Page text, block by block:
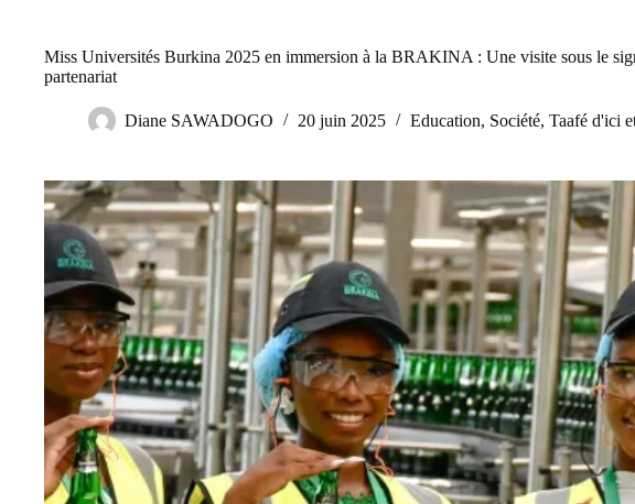
Miss Universités Burkina 2025 en immersion à la BRAKINA : Une visite sous le
partenariat
Diane SAWADOGO 20 juin 2025 Education, Société, Taafé d'ici